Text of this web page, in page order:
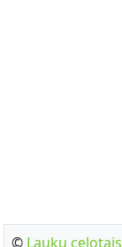
© Lauku celotajs